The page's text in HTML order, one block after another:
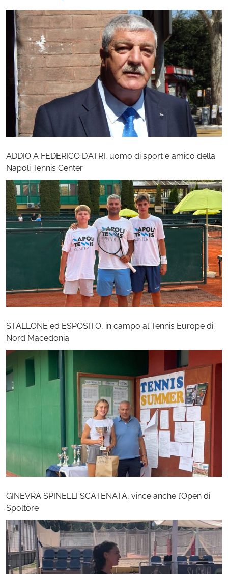
ADDIO A FEDERICO D’ATRI, uomo di sport e amico della
Napoli Tennis Center
STALLONE ed ESPOSITO, in campo al Tennis Europe di
Nord Macedonia
GINEVRA SPINELLI SCATENATA, vince anche l’Open di
Spoltore